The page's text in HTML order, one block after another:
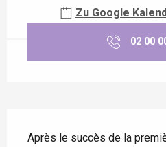
Zu Google
02 00
Après le succès de la